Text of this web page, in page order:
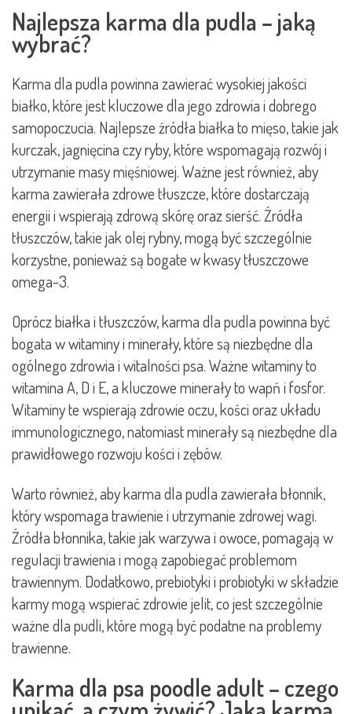
Najlepsza karma dla pudla – jaką
wybrać?
Karma dla pudla powinna zawierać wysokiej jakości
białko, które jest kluczowe dla jego zdrowia i dobrego
samopoczucia. Najlepsze źródła białka to mięso, takie jak
kurczak, jagnięcina czy ryby, które wspomagają rozwój i
utrzymanie masy mięśniowej. Ważne jest również, aby
karma zawierała zdrowe tłuszcze, które dostarczają
energii i wspierają zdrową skórę oraz sierść. Źródła
tłuszczów, takie jak olej rybny, mogą być szczególnie
korzystne, ponieważ są bogate w kwasy tłuszczowe
omega-3.
Oprócz białka i tłuszczów, karma dla pudla powinna być
bogata w witaminy i minerały, które są niezbędne dla
ogólnego zdrowia i witalności psa. Ważne witaminy to
witamina A, D i E, a kluczowe minerały to wapń i fosfor.
Witaminy te wspierają zdrowie oczu, kości oraz układu
immunologicznego, natomiast minerały są niezbędne dla
prawidłowego rozwoju kości i zębów.
Warto również, aby karma dla pudla zawierała błonnik,
który wspomaga trawienie i utrzymanie zdrowej wagi.
Źródła błonnika, takie jak warzywa i owoce, pomagają w
regulacji trawienia i mogą zapobiegać problemom
trawiennym. Dodatkowo, prebiotyki i probiotyki w składzie
karmy mogą wspierać zdrowie jelit, co jest szczególnie
ważne dla pudli, które mogą być podatne na problemy
trawienne.
Karma dla psa poodle adult – czego